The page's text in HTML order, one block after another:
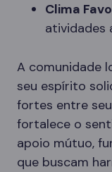
Clima
atividades
A comunidade
seu espírito
fortes entre
fortalece o
apoio mútuo,
que buscam